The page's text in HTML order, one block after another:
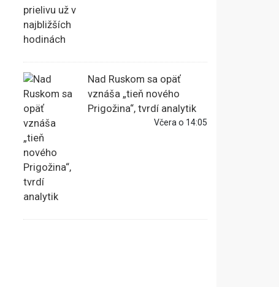
Nad Ruskom sa opäť
vznáša „tieň nového
Prigožina“, tvrdí analytik
Včera o 14:05